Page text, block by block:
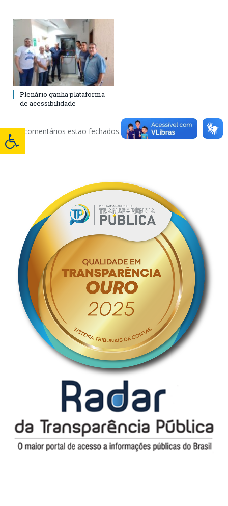
Plenário ganha plataforma
de acessibilidade
Os comentários estão fechados.